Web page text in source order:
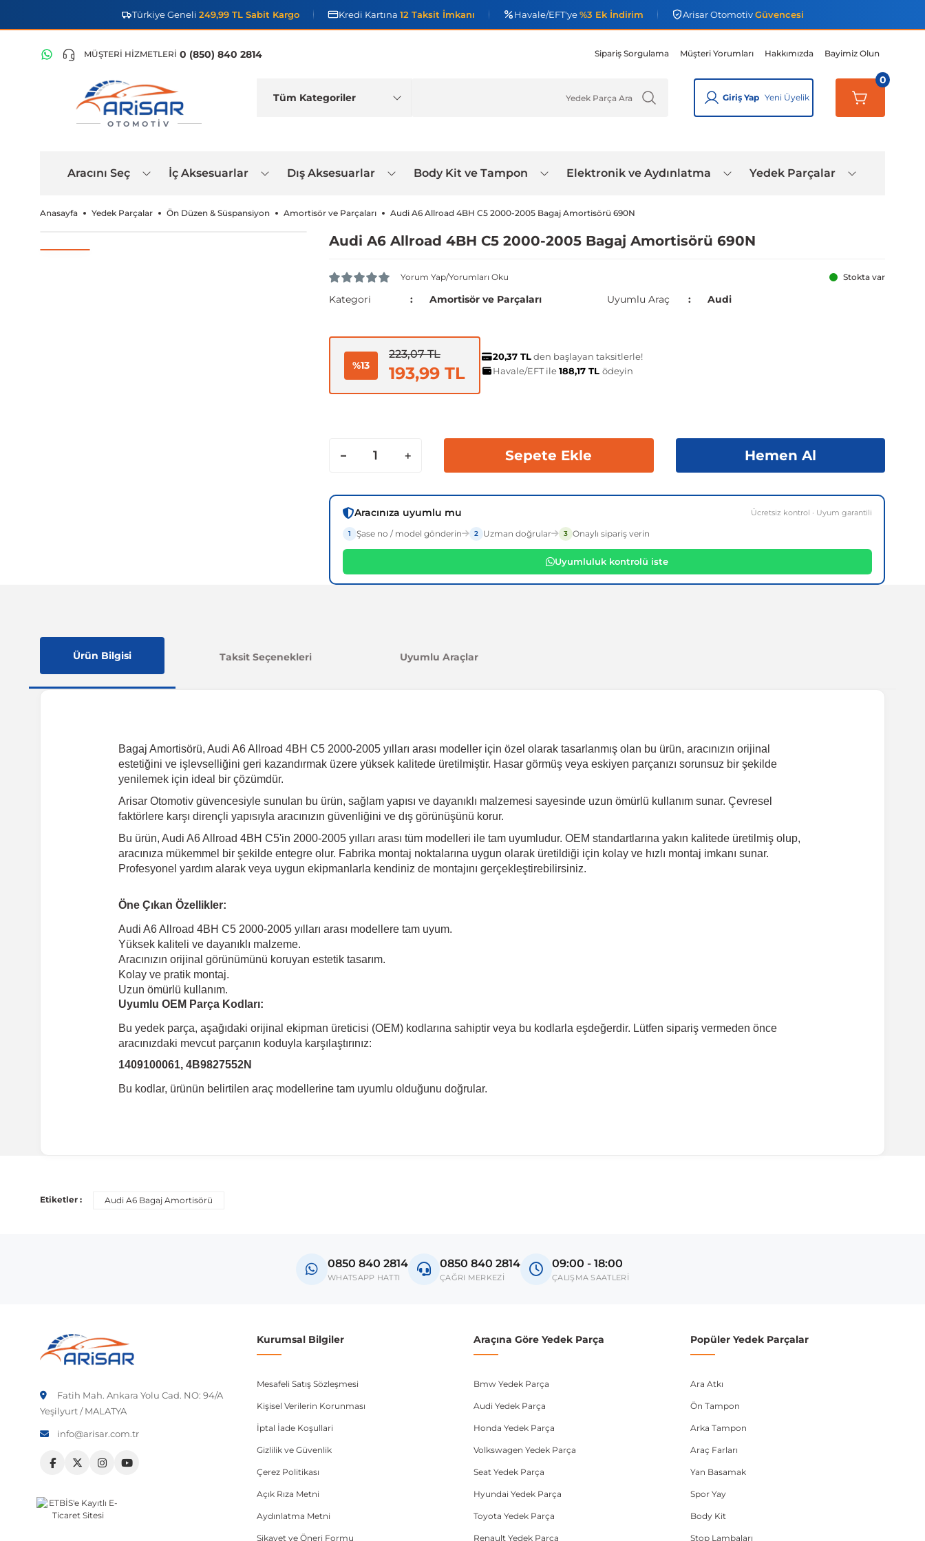
Türkiye Geneli 249,99 TL Sabit Kargo Kredi Kartına 12 Taksit İmkanı Havale/EFT'ye%3 Ek İndirim Arisar OtomotivGüvencesi
MÜŞTERİ HİZMETLERİ 0 (850) 840 2814 Sipariş Sorgulama Müşteri Yorumları Hakkımızda Bayimiz Olun
OTOMOTIV
Giriş Yap Yeni Üyelik
0
Aracını Seç İç Aksesuarlar Dış Aksesuarlar Body Kit ve Tampon Elektronik ve Aydınlatma Yedek Parçalar
Anasayfa Yedek Parçalar Ön Düzen & Süspansiyon Amortisör ve Parçaları Audi A6 Allroad 4BH C5 2000-2005 Bagaj Amortisörü 690N
Audi A6 Allroad 4BH C5 2000-2005 Bagaj Amortisörü 690N
Yorum Yap/Yorumları Oku Stokta var
Kategori Amortisör ve Parçaları Uyumlu Araç Audi
%13
223,07 TL
193,99 TL
20,37 TLden başlayan taksitlerle!
Havale/EFT ile188,17 TL ödeyin
Sepete Ekle Hemen Al
Aracınıza uyumlu mu Ücretsiz kontrol · Uyum garantili
1 Şase no / model gönderin 2 Uzman doğrular 3 Onaylı sipariş verin
Uyumluluk kontrolü iste
Ürün Bilgisi Taksit Seçenekleri Uyumlu Araçlar
Bagaj Amortisörü, Audi A6 Allroad 4BH C5 2000-2005 yılları arası modeller için özel olarak tasarlanmış olan bu ürün, aracınızın orijinal
estetiğini ve işlevselliğini geri kazandırmak üzere yüksek kalitede üretilmiştir. Hasar görmüş veya eskiyen parçanızı sorunsuz bir şekilde
yenilemek için ideal bir çözümdür.
Arisar Otomotiv güvencesiyle sunulan bu ürün, sağlam yapısı ve dayanıklı malzemesi sayesinde uzun ömürlü kullanım sunar. Çevresel
faktörlere karşı dirençli yapısıyla aracınızın güvenliğini ve dış görünüşünü korur.
Bu ürün, Audi A6 Allroad 4BH C5'in 2000-2005 yılları arası tüm modelleri ile tam uyumludur. OEM standartlarına yakın kalitede üretilmiş olup,
aracınıza mükemmel bir şekilde entegre olur. Fabrika montaj noktalarına uygun olarak üretildiği için kolay ve hızlı montaj imkanı sunar.
Profesyonel yardım alarak veya uygun ekipmanlarla kendiniz de montajını gerçekleştirebilirsiniz.
Öne Çıkan Özellikler:
Audi A6 Allroad 4BH C5 2000-2005 yılları arası modellere tam uyum.
Yüksek kaliteli ve dayanıklı malzeme.
Aracınızın orijinal görünümünü koruyan estetik tasarım.
Kolay ve pratik montaj.
Uzun ömürlü kullanım.
Uyumlu OEM Parça Kodları:
Bu yedek parça, aşağıdaki orijinal ekipman üreticisi (OEM) kodlarına sahiptir veya bu kodlarla eşdeğerdir. Lütfen sipariş vermeden önce
aracınızdaki mevcut parçanın koduyla karşılaştırınız:
1409100061, 4B9827552N
Bu kodlar, ürünün belirtilen araç modellerine tam uyumlu olduğunu doğrular.
Araç üreticileri aynı model yılı içerisinde farklı donanım ve kasa tipleri kullanabilmektedir. Sipariş vermeden önce OEM numarası veya şasi numarası ile uyumluluğu kontrol
Etiketler : Audi A6 Bagaj Amortisörü
0850 840 2814
WHATSAPP HATTI
0850 840 2814
ÇAĞRI MERKEZİ
09:00 - 18:00
ÇALIŞMA SAATLERİ
Fatih Mah. Ankara Yolu Cad. NO: 94/A
Yeşilyurt / MALATYA
info@arisar.com.tr
Kurumsal Bilgiler
Mesafeli Satış Sözleşmesi
Kişisel Verilerin Korunması
İptal İade Koşullari
Gizlilik ve Güvenlik
Çerez Politikası
Açık Rıza Metni
Aydınlatma Metni
Şikayet ve Öneri Formu
Araçına Göre Yedek Parça
Bmw Yedek Parça
Audi Yedek Parça
Honda Yedek Parça
Volkswagen Yedek Parça
Seat Yedek Parça
Hyundai Yedek Parça
Toyota Yedek Parça
Renault Yedek Parça
Popüler Yedek Parçalar
Ara Atkı
Ön Tampon
Arka Tampon
Araç Farları
Yan Basamak
Spor Yay
Body Kit
Stop Lambaları